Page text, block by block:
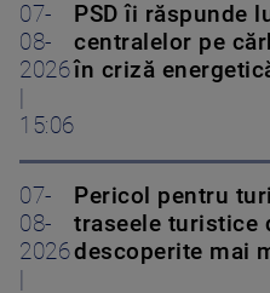
07-
08-
2026
15:06
PSD îi răspunde
centralelor pe
în criză
07-
08-
2026
Pericol pentru
traseele turistice
descoperite mai